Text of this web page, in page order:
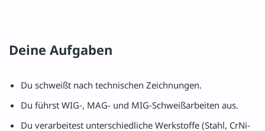
Deine Aufgaben
Du schweißt nach technischen Zeichnungen.
Du führst WIG-, MAG- und MIG-Schweißarbeiten aus.
Du verarbeitest unterschiedliche Werkstoffe (Stahl, CrNi-